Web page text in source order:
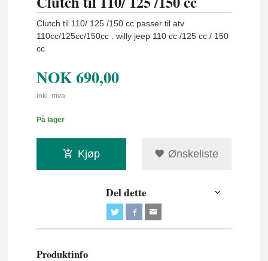
Clutch til 110/ 125 /150 cc passer til atv
110cc/125cc/150cc . willy jeep 110 cc /125 cc / 150
cc
NOK690,00
inkl. mva.
På lager
Kjøp Ønskeliste
Del dette
Produktinfo